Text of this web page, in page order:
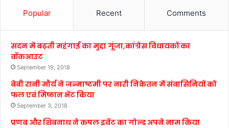
Popular Recent Comments
सदन में बढ़ती महंगाई का मुद्दा गूंजा,कांग्रेस विधायकों का
वॉकआउट
September 19, 2018
बेबी रानी मौर्य ने जन्माष्टमी पर नारी निकेतन में संवासिनियों को
फल एवं मिष्ठान भेंट किया
September 3, 2018
प्रणब और शिबनाथ ने कपल इवेंट का गोल्ड अपने नाम किया